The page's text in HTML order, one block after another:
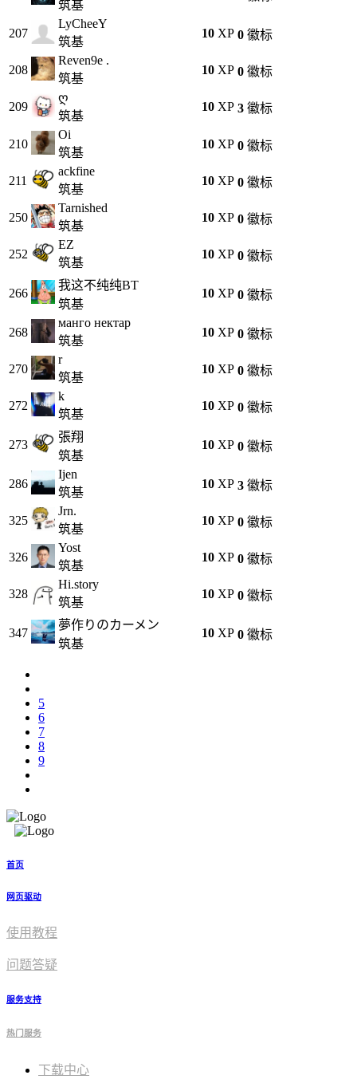
筑基
207
LyCheeY
筑基
10 XP 0 徽标
208
Reven9e .
筑基
10 XP 0 徽标
209
ღ
筑基
10 XP 3 徽标
210
Oi
筑基
10 XP 0 徽标
211
ackfine
筑基
10 XP 0 徽标
250
Tarnished
筑基
10 XP 0 徽标
252
EZ
筑基
10 XP 0 徽标
266
我这不纯纯BT
筑基
10 XP 0 徽标
268
манго нектар
筑基
10 XP 0 徽标
270
r
筑基
10 XP 0 徽标
272
k
筑基
10 XP 0 徽标
273
張翔
筑基
10 XP 0 徽标
286
Ijen
筑基
10 XP 3 徽标
325
Jrn.
筑基
10 XP 0 徽标
326
Yost
筑基
10 XP 0 徽标
328
Hi.story
筑基
10 XP 0 徽标
347
夢作りのカーメン
筑基
10 XP 0 徽标
5
6
7
8
9
首页
网页驱动
使用教程​
问题答疑
服务支持
热门服务
下载中心